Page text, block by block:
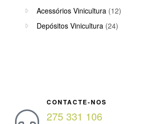
Acessórios Vinicultura (12)
Depósitos Vinicultura (24)
CONTACTE-NOS
275 331 106